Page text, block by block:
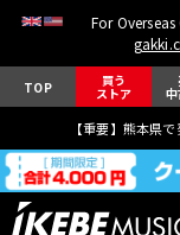
For
TOP 買う
ストア
【重要】熊本県